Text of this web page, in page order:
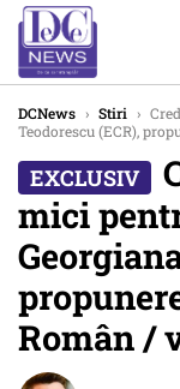
DCNews › Stiri ›
Teodorescu (ECR),
mici
Român /